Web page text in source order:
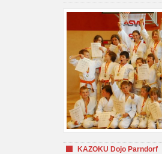
KAZOKU Dojo Parndorf